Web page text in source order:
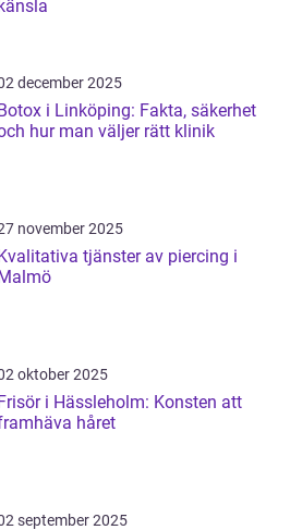
känsla
december 2025
i Linköping: Fakta, säkerhet
hur man väljer rätt klinik
november 2025
tjänster av piercing i
oktober 2025
i Hässleholm: Konsten att
håret
september 2025